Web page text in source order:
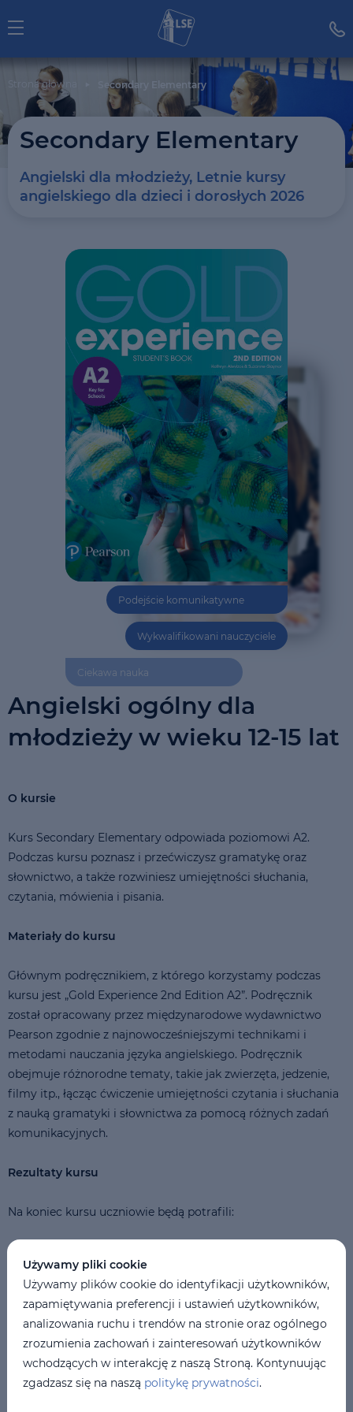
Strona główna Secondary Elementary
Secondary Elementary
Angielski dla młodzieży, Letnie kursy
angielskiego dla dzieci i dorosłych 2026
Podejście komunikatywne
Wykwalifikowani nauczyciele
Ciekawa nauka
Angielski ogólny dla
młodzieży w wieku 12-15 lat
O kursie
Kurs Secondary Elementary odpowiada poziomowi A2.
Podczas kursu poznasz i przećwiczysz gramatykę oraz
słownictwo, a także rozwiniesz umiejętności słuchania,
czytania, mówienia i pisania.
Materiały do kursu
Głównym podręcznikiem, z którego korzystamy podczas
kursu jest „Gold Experience 2nd Edition A2”. Podręcznik
został opracowany przez międzynarodowe wydawnictwo
Pearson zgodnie z najnowocześniejszymi technikami i
metodami nauczania języka angielskiego. Podręcznik
obejmuje różnorodne tematy, takie jak zwierzęta, jedzenie,
filmy itp., łącząc ćwiczenie umiejętności czytania i słuchania
z nauką gramatyki i słownictwa za pomocą różnych zadań
komunikacyjnych.
Rezultaty kursu
Na koniec kursu uczniowie będą potrafili:
Porównywać zdjęcia
Napisać krótką wiadomość do przyjaciela
Rozmawiać o zdrowiu
Napisać pocztówkę
Używamy pliki cookie
Używamy plików cookie do identyfikacji użytkowników,
zapamiętywania preferencji i ustawień użytkowników,
analizowania ruchu i trendów na stronie oraz ogólnego
zrozumienia zachowań i zainteresowań użytkowników
wchodzących w interakcję z naszą Stroną. Kontynuując
zgadzasz się na naszą politykę prywatności.